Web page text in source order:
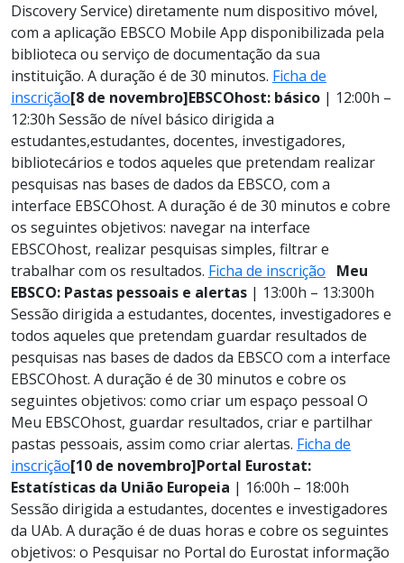
Discovery Service) diretamente num dispositivo móvel,
com a aplicação EBSCO Mobile App disponibilizada pela
biblioteca ou serviço de documentação da sua
instituição. A duração é de 30 minutos. Ficha de
inscrição[8 de novembro]EBSCOhost: básico | 12:00h –
12:30h Sessão de nível básico dirigida a
estudantes,estudantes, docentes, investigadores,
bibliotecários e todos aqueles que pretendam realizar
pesquisas nas bases de dados da EBSCO, com a
interface EBSCOhost. A duração é de 30 minutos e cobre
os seguintes objetivos: navegar na interface
EBSCOhost, realizar pesquisas simples, filtrar e
trabalhar com os resultados. Ficha de inscrição
Meu
EBSCO: Pastas pessoais e alertas | 13:00h – 13:300h
Sessão dirigida a estudantes, docentes, investigadores e
todos aqueles que pretendam guardar resultados de
pesquisas nas bases de dados da EBSCO com a interface
EBSCOhost. A duração é de 30 minutos e cobre os
seguintes objetivos: como criar um espaço pessoal O
Meu EBSCOhost, guardar resultados, criar e partilhar
pastas pessoais, assim como criar alertas. Ficha de
inscrição[10 de novembro]Portal Eurostat:
Estatísticas da União Europeia | 16:00h – 18:00h
Sessão dirigida a estudantes, docentes e investigadores
da UAb. A duração é de duas horas e cobre os seguintes
objetivos: o Pesquisar no Portal do Eurostat informação